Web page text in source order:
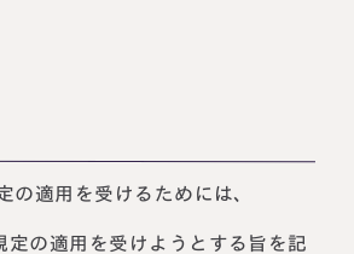
の適用を受けるためには、
の適用を受けようとする旨を記